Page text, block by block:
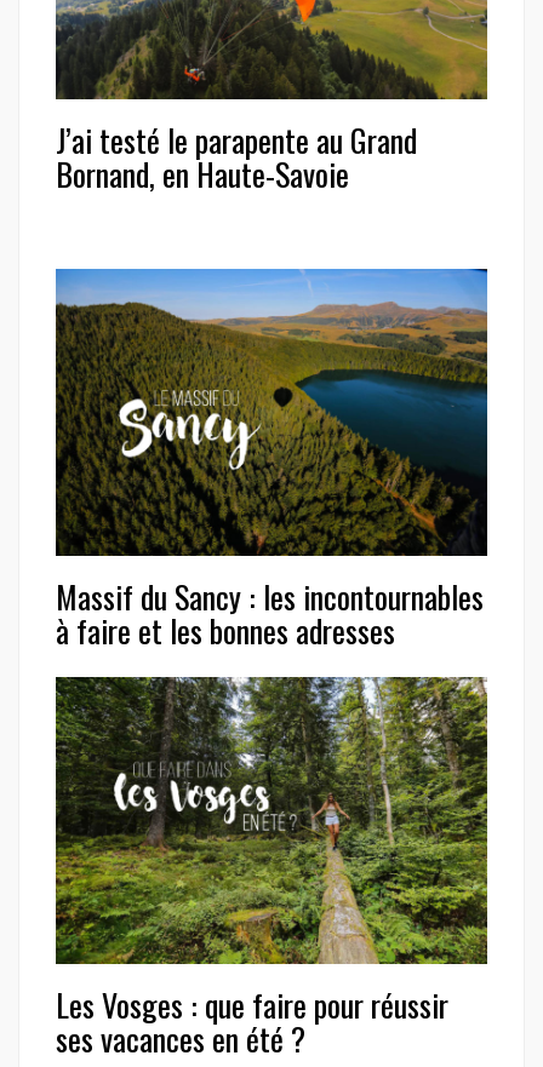
J’ai testé le parapente au Grand
Bornand, en Haute-Savoie
Massif du Sancy : les incontournables
à faire et les bonnes adresses
Les Vosges : que faire pour réussir
ses vacances en été ?